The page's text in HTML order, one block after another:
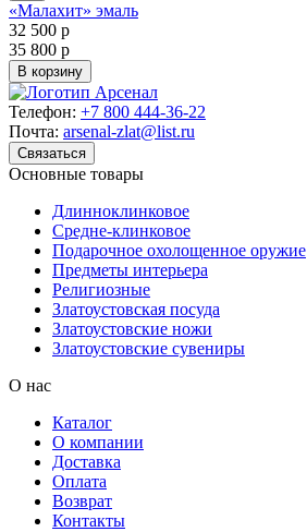
«Малахит» эмаль
32 500 р
35 800 р
В корзину
Телефон: +7 800 444-36-22
Почта: arsenal-zlat@list.ru
Связаться
Основные товары
Длинноклинковое
Средне-клинковое
Подарочное охолощенное оружие
Предметы интерьера
Религиозные
Златоустовская посуда
Златоустовские ножи
Златоустовские сувениры
О нас
Каталог
О компании
Доставка
Оплата
Возврат
Контакты